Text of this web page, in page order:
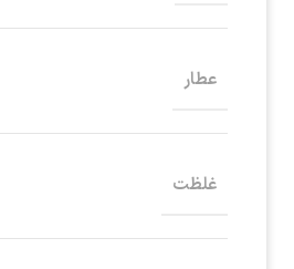
عطار
غلظت